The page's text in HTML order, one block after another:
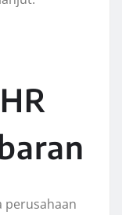
perusahaan